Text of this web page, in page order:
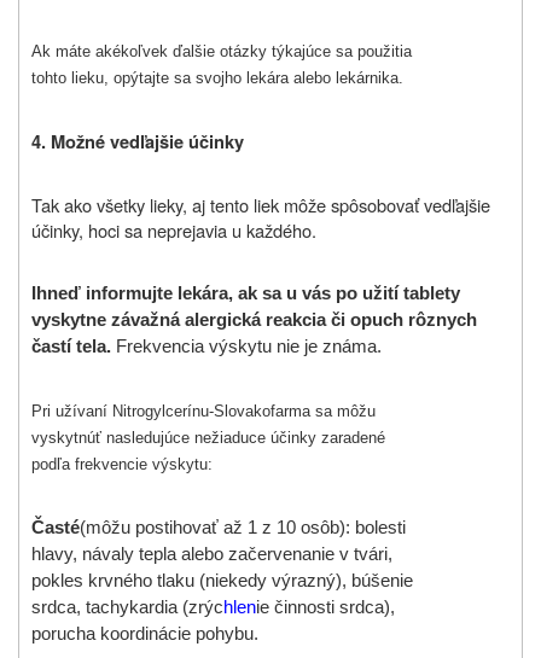
Ak máte akékoľvek ďalšie otázky týkajúce sa použitia
tohto lieku, opýtajte sa svojho lekára alebo lekárnika.
4. Možné vedľajšie účinky
Tak ako všetky lieky, aj tento liek môže spôsobovať vedľajšie
účinky, hoci sa neprejavia u každého.
Ihneď informujte lekára, ak sa u vás po užití tablety
vyskytne závažná alergická reakcia či opuch rôznych
častí tela. Frekvencia výskytu nie je známa.
Pri užívaní Nitrogylcerínu-Slovakofarma sa môžu
vyskytnúť nasledujúce nežiaduce účinky zaradené
podľa frekvencie výskytu:
Časté(môžu postihovať až 1 z 10 osôb): bolesti
hlavy, návaly tepla alebo začervenanie v tvári,
pokles krvného tlaku (niekedy výrazný), búšenie
srdca, tachykardia (zrýchlenie činnosti srdca),
porucha koordinácie pohybu.